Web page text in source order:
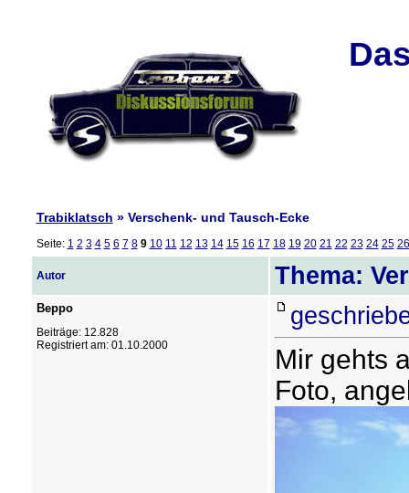
Trabiklatsch » Verschenk- und Tausch-Ecke
Seite: 1 2 3 4 5 6 7 8 9 10 11 12 13 14 15 16 17 18 19 20 21 22 23 24 25 26
Autor Thema:
Beppo
Beiträge: 12.828
Registriert am: 01.10.2000
Mir gehts
Foto,